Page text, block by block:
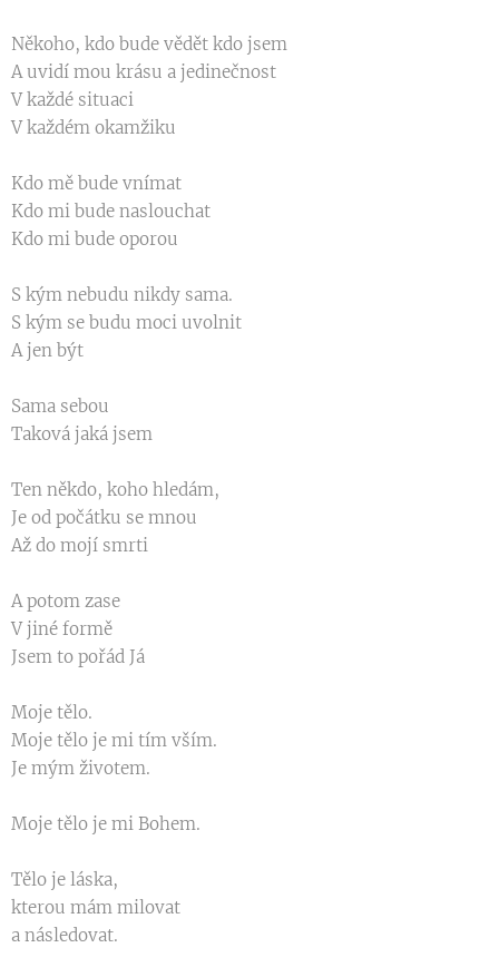
Někoho, kdo bude vědět kdo jsem
A uvidí mou krásu a jedinečnost
V každé situaci
V každém okamžiku
Kdo mě bude vnímat
Kdo mi bude naslouchat
Kdo mi bude oporou
S kým nebudu nikdy sama.
S kým se budu moci uvolnit
A jen být
Sama sebou
Taková jaká jsem
Ten někdo, koho hledám,
Je od počátku se mnou
Až do mojí smrti
A potom zase
V jiné formě
Jsem to pořád Já
Moje tělo.
Moje tělo je mi tím vším.
Je mým životem.
Moje tělo je mi Bohem.
Tělo je láska,
kterou mám milovat
a následovat.